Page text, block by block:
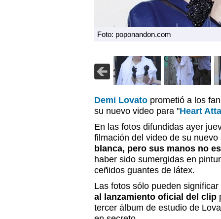
Foto: poponandon.com
Demi Lovato prometió a los
su nuevo video para "Heart
En las fotos difundidas ayer
filmación del video de su
blanca, pero sus manos no
haber sido sumergidas en
ceñidos guantes de látex.
Las fotos sólo pueden
al lanzamiento oficial del clip
tercer álbum de estudio de